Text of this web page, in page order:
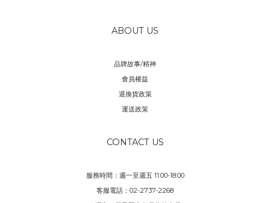
ABOUT US
品牌故事/精神
會員權益
退換貨政策
運送政策
CONTACT US
服務時間：週一至週五 11:00-18:00
客服電話：02-2737-2268